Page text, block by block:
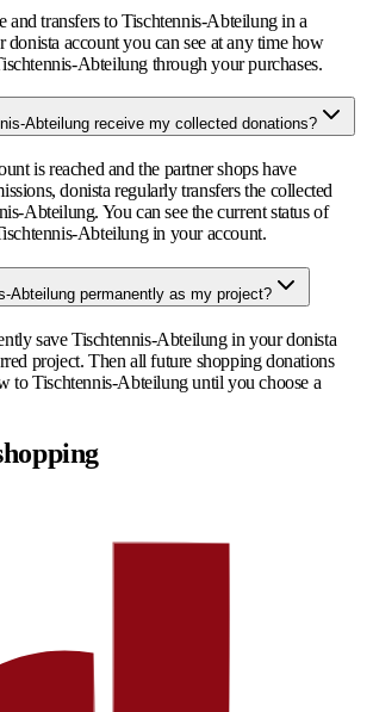
and transfers to Tischtennis-Abteilung in a
donista account you can see at any time how
Abteilung through your purchases.
Abteilung receive my collected donations?
is reached and the partner shops have
donista regularly transfers the collected
Abteilung. You can see the current status of
Abteilung in your account.
Abteilung permanently as my project?
save Tischtennis-Abteilung in your donista
project. Then all future shopping donations
to Tischtennis-Abteilung until you choose a